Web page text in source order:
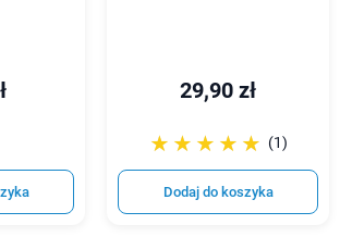
29,90 zł
☆☆☆☆☆
★★★★★ (1)
Dodaj do koszyka